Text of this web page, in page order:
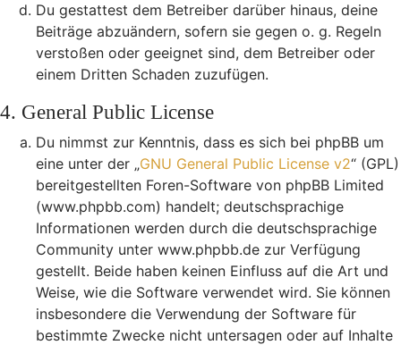
Du gestattest dem Betreiber darüber hinaus, deine
Beiträge abzuändern, sofern sie gegen o. g. Regeln
verstoßen oder geeignet sind, dem Betreiber oder
einem Dritten Schaden zuzufügen.
4. General Public License
Du nimmst zur Kenntnis, dass es sich bei phpBB um
eine unter der „GNU General Public License v2“ (GPL)
bereitgestellten Foren-Software von phpBB Limited
(www.phpbb.com) handelt; deutschsprachige
Informationen werden durch die deutschsprachige
Community unter www.phpbb.de zur Verfügung
gestellt. Beide haben keinen Einfluss auf die Art und
Weise, wie die Software verwendet wird. Sie können
insbesondere die Verwendung der Software für
bestimmte Zwecke nicht untersagen oder auf Inhalte